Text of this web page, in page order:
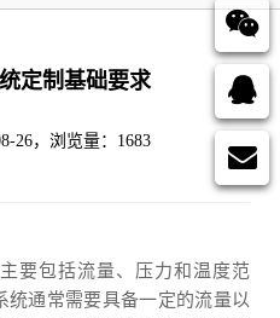
定制基础要求
26，浏览量：1683
包括流量、压力和温度范
统通常需要具备一定的流量以